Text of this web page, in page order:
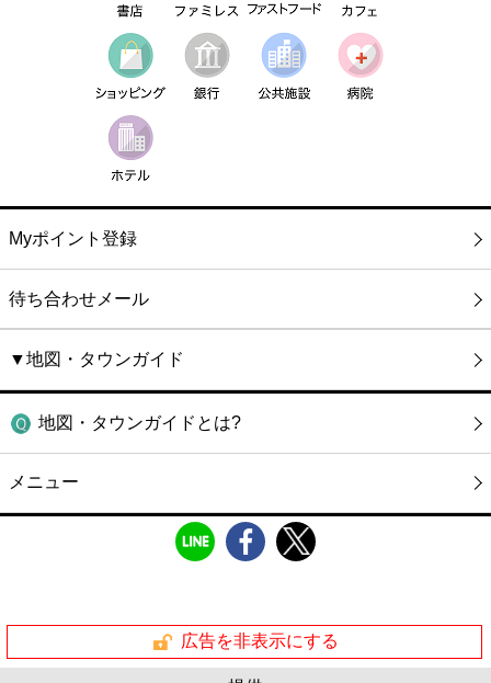
Myポイント登録
待ち合わせメール
▼地図・タウンガイド
地図・タウンガイドとは?
メニュー
広告を非表示にする